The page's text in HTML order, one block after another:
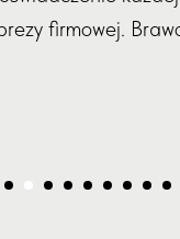
firmowej.